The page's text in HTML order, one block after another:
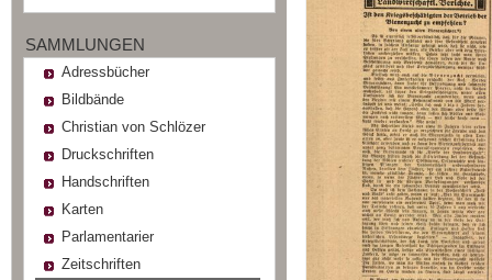
SAMMLUNGEN
Adressbücher
Bildbände
Christian von Schlözer
Druckschriften
Handschriften
Karten
Parlamentarier
Zeitschriften